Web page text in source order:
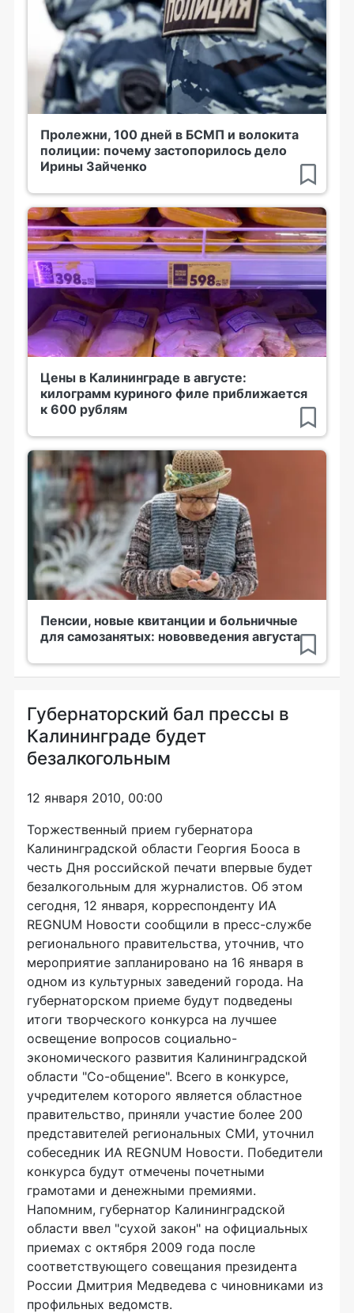
Пролежни, 100 дней в БСМП и волокита
полиции: почему застопорилось дело
Ирины Зайченко
Цены в Калининграде в августе:
килограмм куриного филе приближается
к 600 рублям
Пенсии, новые квитанции и больничные
для самозанятых: нововведения августа
Губернаторский бал прессы в
Калининграде будет
безалкогольным
12 января 2010, 00:00
Торжественный прием губернатора
Калининградской области Георгия Бооса в
честь Дня российской печати впервые будет
безалкогольным для журналистов. Об этом
сегодня, 12 января, корреспонденту ИА
REGNUM Новости сообщили в пресс-службе
регионального правительства, уточнив, что
мероприятие запланировано на 16 января в
одном из культурных заведений города. На
губернаторском приеме будут подведены
итоги творческого конкурса на лучшее
освещение вопросов социально-
экономического развития Калининградской
области "Со-общение". Всего в конкурсе,
учредителем которого является областное
правительство, приняли участие более 200
представителей региональных СМИ, уточнил
собеседник ИА REGNUM Новости. Победители
конкурса будут отмечены почетными
грамотами и денежными премиями.
Напомним, губернатор Калининградской
области ввел "сухой закон" на официальных
приемах с октября 2009 года после
соответствующего совещания президента
России Дмитрия Медведева с чиновниками из
профильных ведомств.